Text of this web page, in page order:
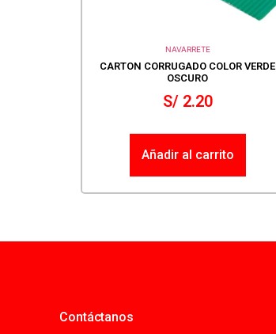
NAVARRETE
CARTON CORRUGADO COLOR VERDE
OSCURO
S/2.20
Añadir al carrito
Contáctanos